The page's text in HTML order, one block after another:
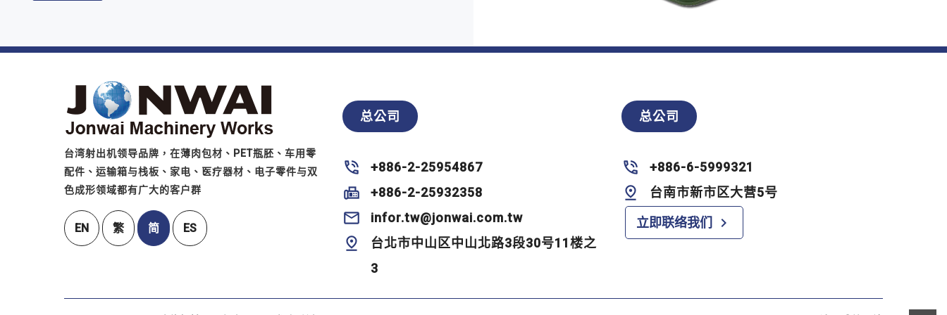
台湾射出机领导品牌，在薄肉包材、PET瓶胚、车用零
配件、运输箱与栈板、家电、医疗器材、电子零件与双
色成形领域都有广大的客户群
EN 繁 简 ES
总公司
+886-2-25954867
+886-2-25932358
infor.tw@jonwai.com.tw
台北市中山区中山北路3段30号11楼之
3
总公司
+886-6-5999321
台南市新市区大营5号
立即联络我们 navigate_next